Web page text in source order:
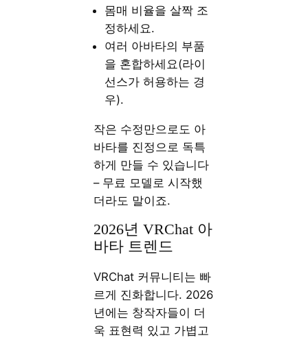
몸매 비율을 살짝 조
정하세요.
여러 아바타의 부품
을 혼합하세요(라이
선스가 허용하는 경
우).
작은 수정만으로도 아
바타를 진정으로 독특
하게 만들 수 있습니다
– 무료 모델로 시작했
더라도 말이죠.
2026년 VRChat 아
바타 트렌드
VRChat 커뮤니티는 빠
르게 진화합니다. 2026
년에는 창작자들이 더
욱 표현력 있고 가볍고